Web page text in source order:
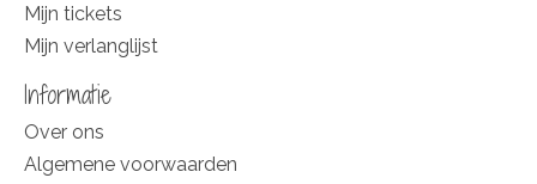
Mijn tickets
Mijn verlanglijst
Informatie
Over ons
Algemene voorwaarden